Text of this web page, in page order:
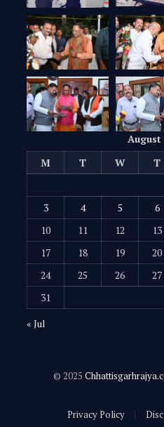
August
M
T W T
3
4 5 6
10
11 12 13
17
18 19 20
24
25 26 27
31
« Jul
© 2025
Privacy Policy